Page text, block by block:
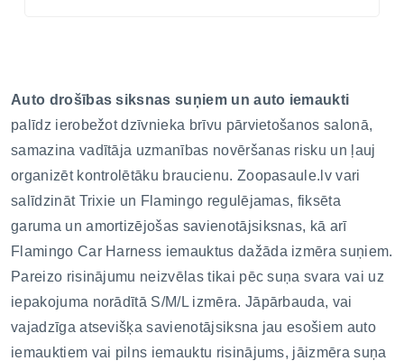
Auto drošības siksnas suņiem un auto iemaukti
palīdz ierobežot dzīvnieka brīvu pārvietošanos salonā,
samazina vadītāja uzmanības novēršanas risku un ļauj
organizēt kontrolētāku braucienu. Zoopasaule.lv vari
salīdzināt Trixie un Flamingo regulējamas, fiksēta
garuma un amortizējošas savienotājsiksnas, kā arī
Flamingo Car Harness iemauktus dažāda izmēra suņiem.
Pareizo risinājumu neizvēlas tikai pēc suņa svara vai uz
iepakojuma norādītā S/M/L izmēra. Jāpārbauda, vai
vajadzīga atsevišķa savienotājsiksna jau esošiem auto
iemauktiem vai pilns iemauktu risinājums, jāizmēra suņa